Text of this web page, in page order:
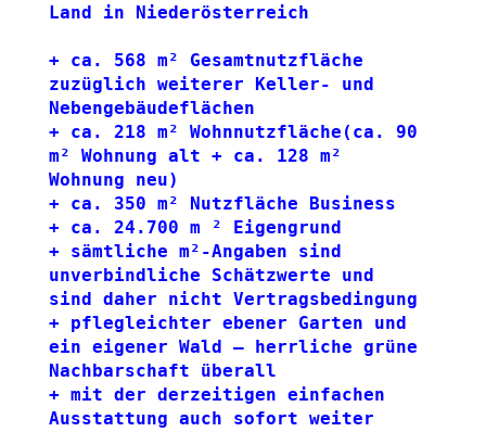
Land in Niederösterreich
+ ca. 568 m² Gesamtnutzfläche
zuzüglich weiterer Keller- und
Nebengebäudeflächen
+ ca. 218 m² Wohnnutzfläche(ca. 90
m² Wohnung alt + ca. 128 m²
Wohnung neu)
+ ca. 350 m² Nutzfläche Business
+ ca. 24.700 m ² Eigengrund
+ sämtliche m²-Angaben sind
unverbindliche Schätzwerte und
sind daher nicht Vertragsbedingung
+ pflegleichter ebener Garten und
ein eigener Wald – herrliche grüne
Nachbarschaft überall
+ mit der derzeitigen einfachen
Ausstattung auch sofort weiter